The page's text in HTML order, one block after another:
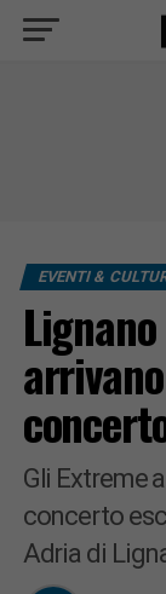
EVENTI &
Gli Extreme
concerto
Adria di